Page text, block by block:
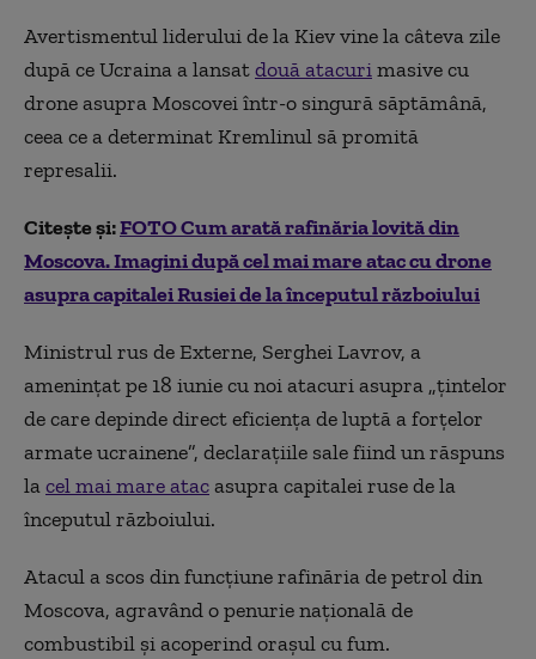
Avertismentul liderului de la Kiev vine la câteva zile
după ce Ucraina a lansatdouă atacurimasive cu
drone asupra Moscovei într-o singură săptămână,
ceea ce a determinat Kremlinul să promită
represalii.
Citește și:FOTO Cum arată rafinăria lovită din
Moscova. Imagini după cel mai mare atac cu drone
asupra capitalei Rusiei de la începutul războiului
Ministrul rus de Externe, Serghei Lavrov, a
amenințat pe 18 iunie cu noi atacuri asupra „țintelor
de care depinde direct eficiența de luptă a forțelor
armate ucrainene”, declarațiile sale fiind un răspuns
lacel mai mare atacasupra capitalei ruse de la
începutul războiului.
Atacul a scos din funcțiune rafinăria de petrol din
Moscova, agravând o penurie națională de
combustibil și acoperind orașul cu fum.